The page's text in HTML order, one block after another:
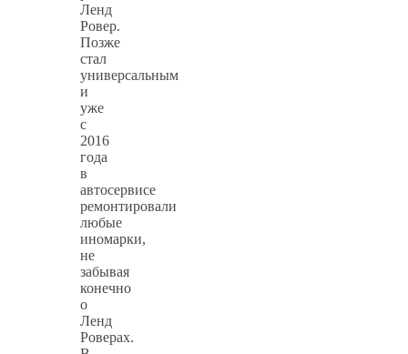
Ленд
Ровер.
Позже
стал
универсальным
и
уже
с
2016
года
в
автосервисе
ремонтировали
любые
иномарки,
не
забывая
конечно
о
Ленд
Роверах.